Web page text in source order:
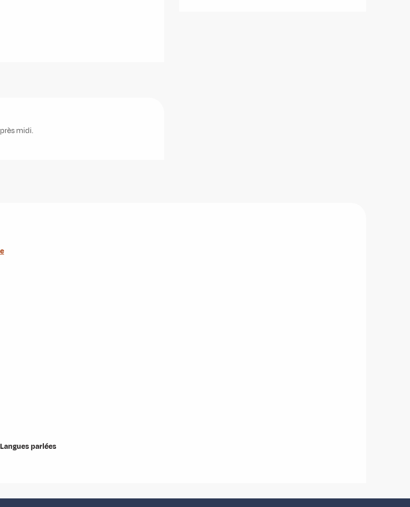
midi.
Langues parlées
Langues parlées